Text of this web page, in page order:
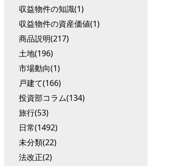
収益物件の知識(1)
収益物件の資産価値(1)
商品説明(217)
土地(196)
市場動向(1)
戸建て(166)
投資部コラム(134)
旅行(53)
日常(1492)
未分類(22)
法改正(2)